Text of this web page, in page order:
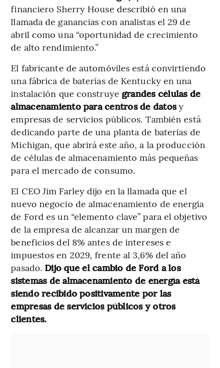
financiero Sherry House describió en una
llamada de ganancias con analistas el 29 de
abril como una “oportunidad de crecimiento
de alto rendimiento.”
El fabricante de automóviles está convirtiendo
una fábrica de baterías de Kentucky en una
instalación que construye grandes células de
almacenamiento para centros de datosy
empresas de servicios públicos. También está
dedicando parte de una planta de baterías de
Michigan, que abrirá este año, a la producción
de células de almacenamiento más pequeñas
para el mercado de consumo.
El CEO Jim Farley dijo en la llamada que el
nuevo negocio de almacenamiento de energía
de Ford es un “elemento clave” para el objetivo
de la empresa de alcanzar un margen de
beneficios del 8% antes de intereses e
impuestos en 2029, frente al 3,6% del año
pasado. Dijo que el cambio de Ford a los
sistemas de almacenamiento de energía está
siendo recibido positivamente por las
empresas de servicios públicos y otros
clientes.